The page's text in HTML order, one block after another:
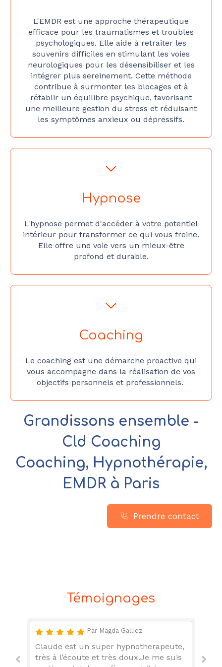
L'EMDR est une approche thérapeutique
efficace pour les traumatismes et troubles
psychologiques. Elle aide à retraiter les
souvenirs difficiles en stimulant les voies
neurologiques pour les désensibiliser et les
intégrer plus sereinement. Cette méthode
contribue à surmonter les blocages et à
rétablir un équilibre psychique, favorisant
une meilleure gestion du stress et réduisant
les symptômes anxieux ou dépressifs.
Hypnose
L'hypnose permet d'accéder à votre potentiel
intérieur pour transformer ce qui vous freine.
Elle offre une voie vers un mieux-être
profond et durable.
Coaching
Le coaching est une démarche proactive qui
vous accompagne dans la réalisation de vos
objectifs personnels et professionnels.
Grandissons ensemble -
Cld Coaching
Coaching, Hypnothérapie,
EMDR à Paris
Prendre contact
Témoignages
Par Magda Galliez
Claude est un super hypnotherapeute,
très à l’écoute et très doux.Je me suis